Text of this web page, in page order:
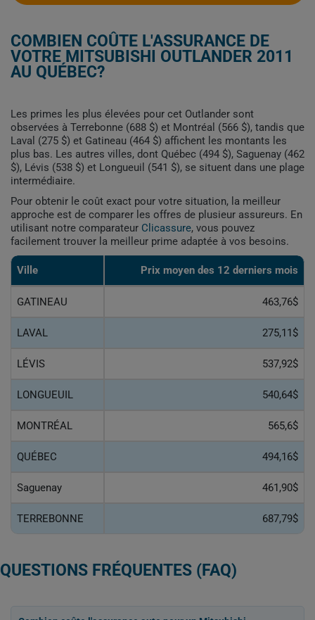
COMBIEN COÛTE L'ASSURANCE DE
VOTRE MITSUBISHI OUTLANDER 2011
AU QUÉBEC?
Les primes les plus élevées pour cet Outlander sont
observées à Terrebonne (688 $) et Montréal (566 $), tandis que
Laval (275 $) et Gatineau (464 $) affichent les montants les
plus bas. Les autres villes, dont Québec (494 $), Saguenay (462
$), Lévis (538 $) et Longueuil (541 $), se situent dans une plage
intermédiaire.
Pour obtenir le coût exact pour votre situation, la meilleur
approche est de comparer les offres de plusieur assureurs. En
utilisant notre comparateur Clicassure, vous pouvez
facilement trouver la meilleur prime adaptée à vos besoins.
Ville Prix ​​moyen des 12 derniers mois
GATINEAU 463,76$
LAVAL 275,11$
LÉVIS 537,92$
LONGUEUIL 540,64$
MONTRÉAL 565,6$
QUÉBEC 494,16$
Saguenay 461,90$
TERREBONNE 687,79$
QUESTIONS FRÉQUENTES (FAQ)